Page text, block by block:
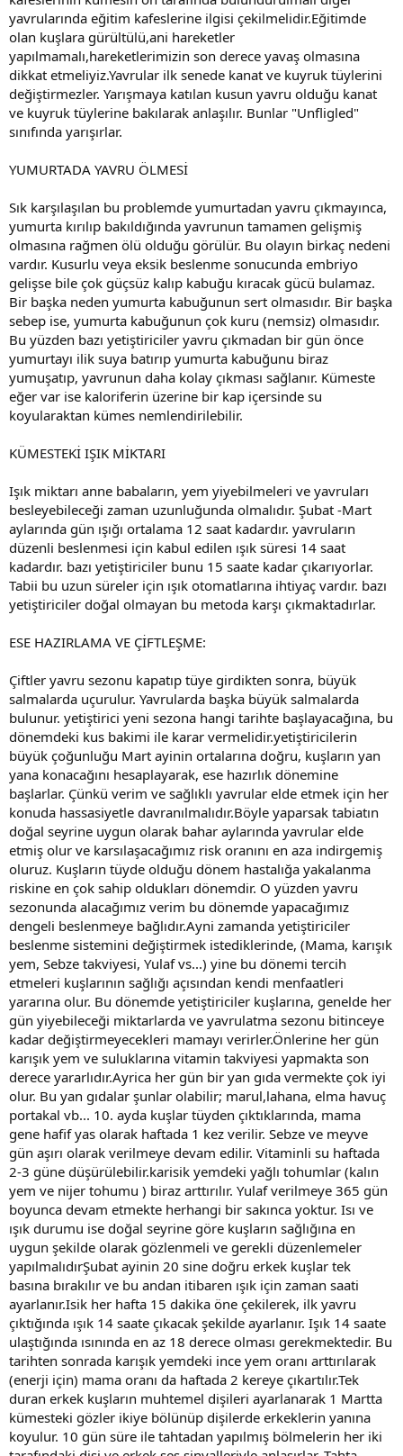
yavrularında eğitim kafeslerine ilgisi çekilmelidir.Eğitimde
olan kuşlara gürültülü,ani hareketler
yapılmamalı,hareketlerimizin son derece yavaş olmasına
dikkat etmeliyiz.Yavrular ilk senede kanat ve kuyruk tüylerini
değiştirmezler. Yarışmaya katılan kusun yavru olduğu kanat
ve kuyruk tüylerine bakılarak anlaşılır. Bunlar "Unfligled"
sınıfında yarışırlar.
YUMURTADA YAVRU ÖLMESİ
Sık karşılaşılan bu problemde yumurtadan yavru çıkmayınca,
yumurta kırılıp bakıldığında yavrunun tamamen gelişmiş
olmasına rağmen ölü olduğu görülür. Bu olayın birkaç nedeni
vardır. Kusurlu veya eksik beslenme sonucunda embriyo
gelişse bile çok güçsüz kalıp kabuğu kıracak gücü bulamaz.
Bir başka neden yumurta kabuğunun sert olmasıdır. Bir başka
sebep ise, yumurta kabuğunun çok kuru (nemsiz) olmasıdır.
Bu yüzden bazı yetiştiriciler yavru çıkmadan bir gün önce
yumurtayı ilik suya batırıp yumurta kabuğunu biraz
yumuşatıp, yavrunun daha kolay çıkması sağlanır. Kümeste
eğer var ise kaloriferin üzerine bir kap içersinde su
koyularaktan kümes nemlendirilebilir.
KÜMESTEKİ IŞIK MİKTARI
Işık miktarı anne babaların, yem yiyebilmeleri ve yavruları
besleyebileceği zaman uzunluğunda olmalıdır. Şubat -Mart
aylarında gün ışığı ortalama 12 saat kadardır. yavruların
düzenli beslenmesi için kabul edilen ışık süresi 14 saat
kadardır. bazı yetiştiriciler bunu 15 saate kadar çıkarıyorlar.
Tabii bu uzun süreler için ışık otomatlarına ihtiyaç vardır. bazı
yetiştiriciler doğal olmayan bu metoda karşı çıkmaktadırlar.
ESE HAZIRLAMA VE ÇİFTLEŞME:
Çiftler yavru sezonu kapatıp tüye girdikten sonra, büyük
salmalarda uçurulur. Yavrularda başka büyük salmalarda
bulunur. yetiştirici yeni sezona hangi tarihte başlayacağına, bu
dönemdeki kus bakimi ile karar vermelidir.yetiştiricilerin
büyük çoğunluğu Mart ayinin ortalarına doğru, kuşların yan
yana konacağını hesaplayarak, ese hazırlık dönemine
başlarlar. Çünkü verim ve sağlıklı yavrular elde etmek için her
konuda hassasiyetle davranılmalıdır.Böyle yaparsak tabiatın
doğal seyrine uygun olarak bahar aylarında yavrular elde
etmiş olur ve karsılaşacağımız risk oranını en aza indirgemiş
oluruz. Kuşların tüyde olduğu dönem hastalığa yakalanma
riskine en çok sahip oldukları dönemdir. O yüzden yavru
sezonunda alacağımız verim bu dönemde yapacağımız
dengeli beslenmeye bağlıdır.Ayni zamanda yetiştiriciler
beslenme sistemini değiştirmek istediklerinde, (Mama, karışık
yem, Sebze takviyesi, Yulaf vs...) yine bu dönemi tercih
etmeleri kuşlarının sağlığı açısından kendi menfaatleri
yararına olur. Bu dönemde yetiştiriciler kuşlarına, genelde her
gün yiyebileceği miktarlarda ve yavrulatma sezonu bitinceye
kadar değiştirmeyecekleri mamayı verirler.Önlerine her gün
karışık yem ve suluklarına vitamin takviyesi yapmakta son
derece yararlıdır.Ayrica her gün bir yan gıda vermekte çok iyi
olur. Bu yan gıdalar şunlar olabilir; marul,lahana, elma havuç
portakal vb... 10. ayda kuşlar tüyden çıktıklarında, mama
gene hafif yas olarak haftada 1 kez verilir. Sebze ve meyve
gün aşırı olarak verilmeye devam edilir. Vitaminli su haftada
2-3 güne düşürülebilir.karisik yemdeki yağlı tohumlar (kalın
yem ve nijer tohumu ) biraz arttırılır. Yulaf verilmeye 365 gün
boyunca devam etmekte herhangi bir sakınca yoktur. Isı ve
ışık durumu ise doğal seyrine göre kuşların sağlığına en
uygun şekilde olarak gözlenmeli ve gerekli düzenlemeler
yapılmalıdırŞubat ayinin 20 sine doğru erkek kuşlar tek
basına bırakılır ve bu andan itibaren ışık için zaman saati
ayarlanır.Isik her hafta 15 dakika öne çekilerek, ilk yavru
çıktığında ışık 14 saate çıkacak şekilde ayarlanır. Işık 14 saate
ulaştığında ısınında en az 18 derece olması gerekmektedir. Bu
tarihten sonrada karışık yemdeki ince yem oranı arttırılarak
(enerji için) mama oranı da haftada 2 kereye çıkartılır.Tek
duran erkek kuşların muhtemel dişileri ayarlanarak 1 Martta
kümesteki gözler ikiye bölünüp dişilerde erkeklerin yanına
koyulur. 10 gün süre ile tahtadan yapılmış bölmelerin her iki